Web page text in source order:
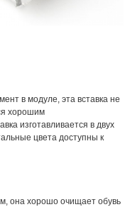
в модуле, эта вставка не
хорошим
изготавливается в двух
цвета доступны к
она хорошо очищает обувь